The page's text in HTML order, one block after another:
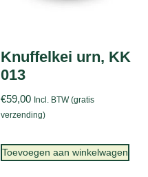
Knuffelkei urn, KK
013
€59,00 Incl. BTW (gratis
verzending)
Toevoegen aan winkelwagen